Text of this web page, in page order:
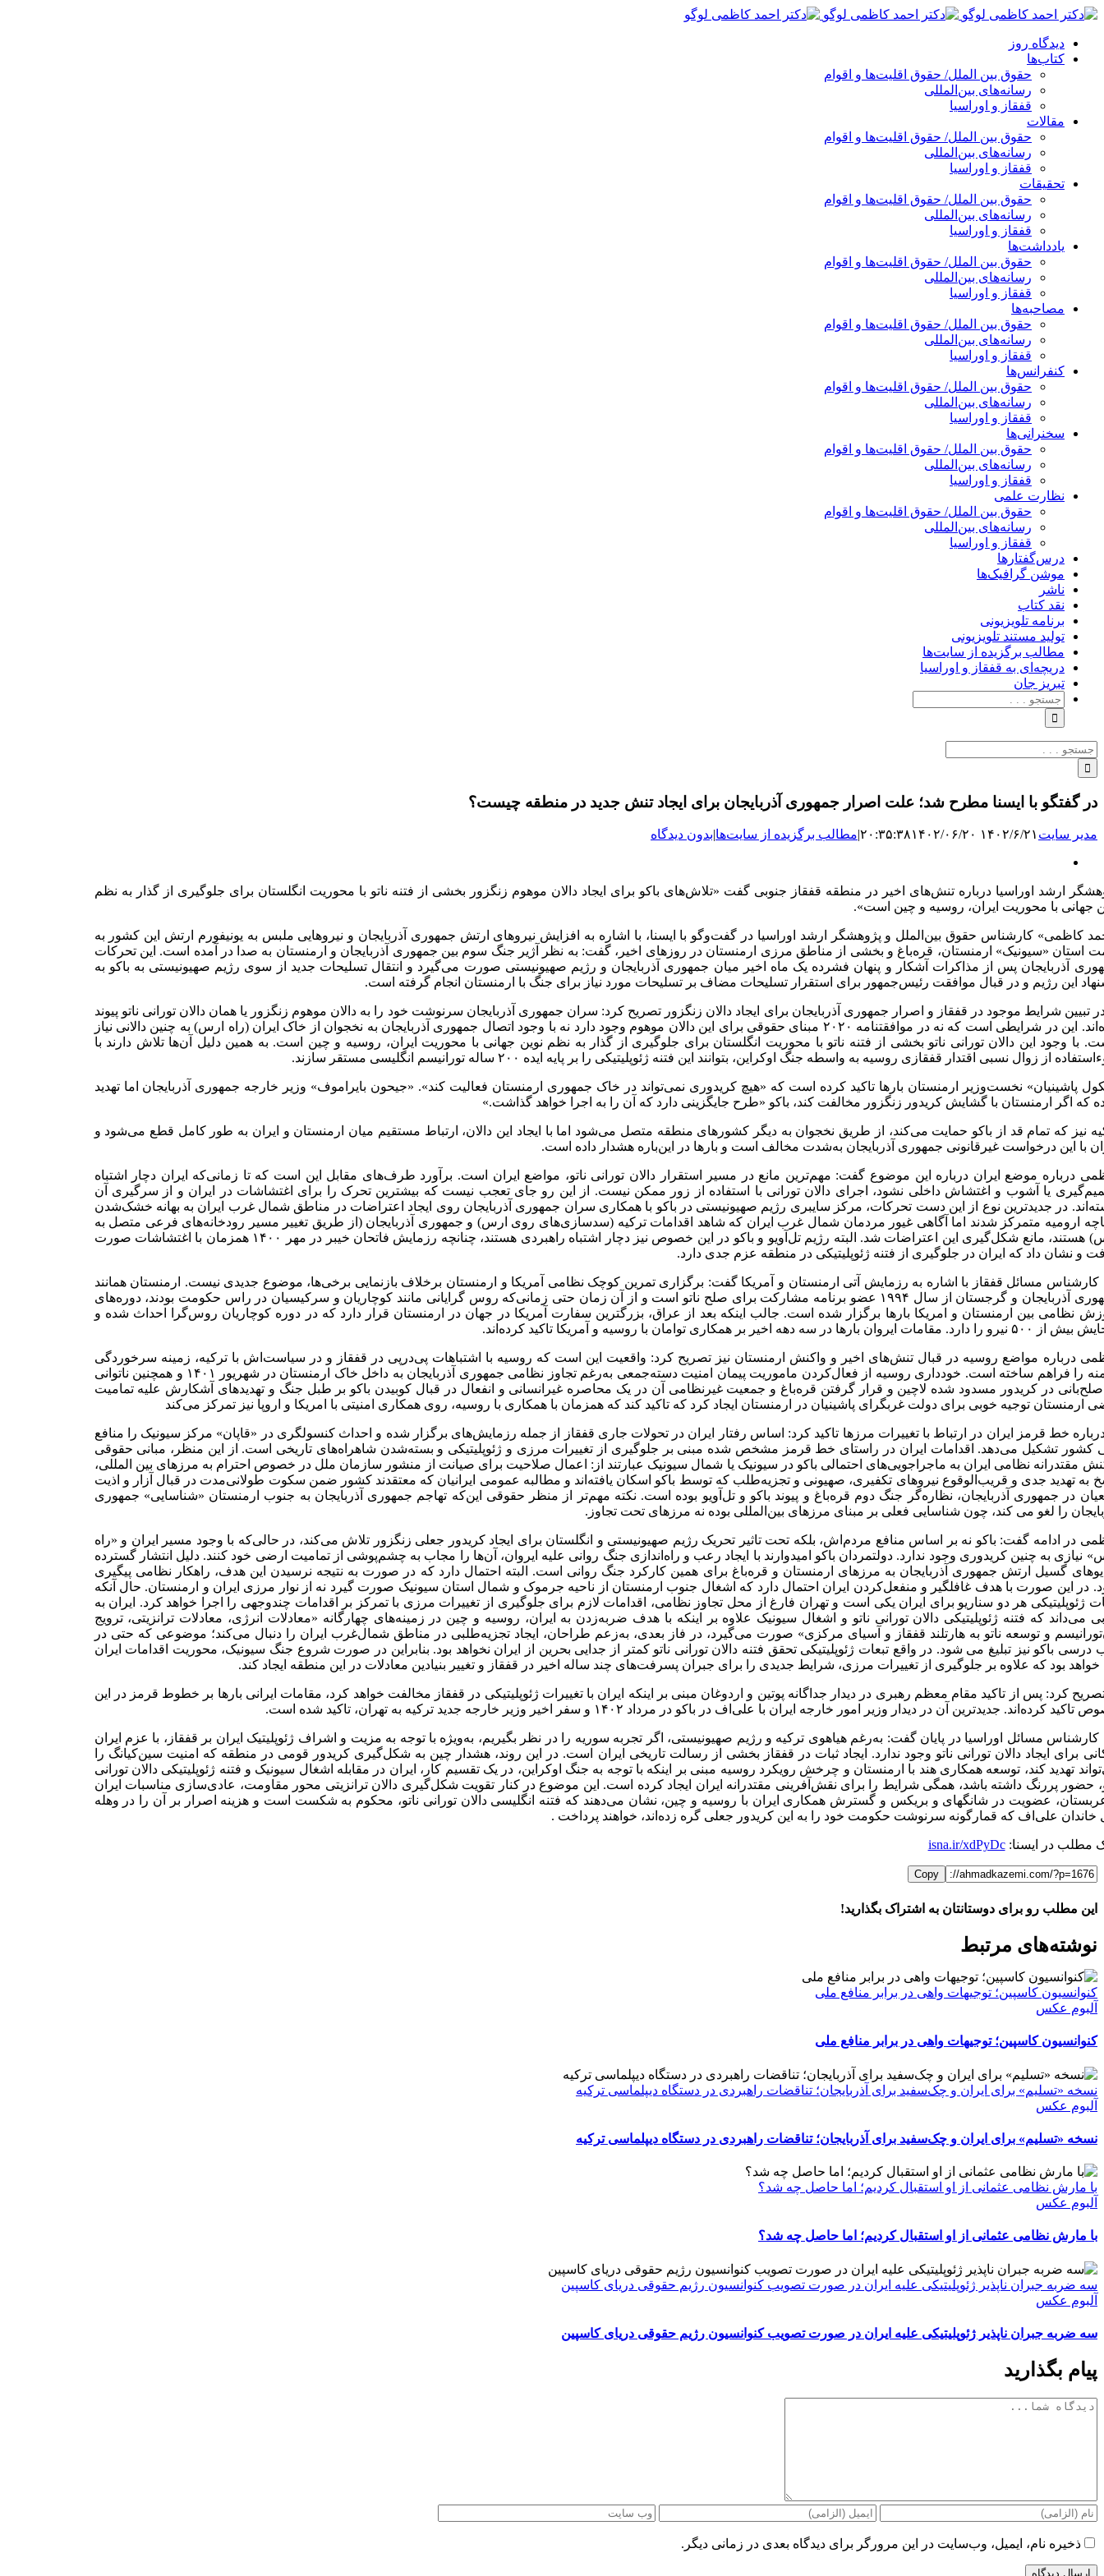
پرش
محتوا
دیدگاه روز
کتاب‌ها
حقوق بین الملل/ حقوق اقلیت‌ها و اقوام
رسانه‌های بین‌المللی
قفقاز و اوراسیا
مقالات
حقوق بین الملل/ حقوق اقلیت‌ها و اقوام
رسانه‌های بین‌المللی
قفقاز و اوراسیا
تحقیقات
حقوق بین الملل/ حقوق اقلیت‌ها و اقوام
رسانه‌های بین‌المللی
قفقاز و اوراسیا
یادداشت‌ها
حقوق بین الملل/ حقوق اقلیت‌ها و اقوام
رسانه‌های بین‌المللی
قفقاز و اوراسیا
مصاحبه‌ها
حقوق بین الملل/ حقوق اقلیت‌ها و اقوام
رسانه‌های بین‌المللی
قفقاز و اوراسیا
کنفرانس‌ها
حقوق بین الملل/ حقوق اقلیت‌ها و اقوام
رسانه‌های بین‌المللی
قفقاز و اوراسیا
سخنرانی‌ها
حقوق بین الملل/ حقوق اقلیت‌ها و اقوام
رسانه‌های بین‌المللی
قفقاز و اوراسیا
نظارت علمی
حقوق بین الملل/ حقوق اقلیت‌ها و اقوام
رسانه‌های بین‌المللی
قفقاز و اوراسیا
درس‌گفتارها
موشن گرافیک‌ها
ناشر
نقد کتاب
برنامه‌ تلویزیونی
تولید مستند تلویزیونی
مطالب برگزیده از سایت‌ها
دریچه‌ای به قفقاز و اوراسیا
تبریزِ جان
جستجو
برای:
جستجو
برای:
در گفتگو با ایسنا مطرح شد؛ علت اصرار جمهوری آذربایجان برای ایجاد تنش جدید در منطقه چیست؟
مدیر سایت ۱۴۰۲/۶/۲۱ ۲۰:۳۵:۳۸ ۱۴۰۲/۰۶/۲۰ |مطالب برگزیده از سایت‌ها|بدون دیدگاه
بزرگ
ارشد اوراسیا درباره تنش‌های اخیر در منطقه قفقاز جنوبی گفت «تلاش‌های باکو برای ایجاد دالان موهوم زنگزور بخشی از فتنه ناتو با محوریت انگلستان برای جلوگیری از گذار به نظم
جهانی با محوریت ایران، روسیه و چین است».
کاظمی» کارشناس حقوق بین‌الملل و پژوهشگر ارشد اوراسیا در گفت‌وگو با ایسنا، با اشاره به افزایش نیروهای ارتش جمهوری آذربایجان و نیروهایی ملبس به یونیفورم ارتش این کشور به
استان «سیونیک» ارمنستان، قره‌باغ و بخشی از مناطق مرزی ارمنستان در روزهای اخیر، گفت: به نظر آژیر جنگ سوم بین جمهوری آذربایجان و ارمنستان به صدا در آمده است. این تحرکات
آذربایجان پس از مذاکرات آشکار و پنهان فشرده یک ماه اخیر میان جمهوری آذربایجان و رژیم صهیونیستی صورت می‌گیرد و انتقال تسلیحات جدید از سوی رژیم صهیونیستی به باکو به
این رژیم و در قبال موافقت رئیس‌جمهور برای استقرار تسلیحات مضاف بر تسلیحات مورد نیاز برای جنگ با ارمنستان انجام گرفته است.
تبیین شرایط موجود در قفقاز و اصرار جمهوری آذربایجان برای ایجاد دالان زنگزور تصریح کرد: سران جمهوری آذربایجان سرنوشت خود را به دالان موهوم زنگزور یا همان دالان تورانی ناتو پیوند
داده‌اند. این در شرایطی است که نه در موافقتنامه ۲۰۲۰ مبنای حقوقی برای این دالان موهوم وجود دارد نه با وجود اتصال جمهوری آذربایجان به نخجوان از خاک ایران (راه ارس) به چنین دالانی نیاز
با وجود این دالان تورانی ناتو بخشی از فتنه ناتو با محوریت انگلستان برای جلوگیری از گذار به نظم نوین جهانی با محوریت ایران، روسیه و چین است. به همین دلیل آن‌ها تلاش دارند با
از زوال نسبی اقتدار قفقازی روسیه به واسطه جنگ اوکراین، بتوانند این فتنه ژئوپلیتیکی را بر پایه ایده ۲۰۰ ساله تورانیسم انگلیسی مستقر سازند.
پاشینیان» نخست‌وزیر ارمنستان بارها تاکید کرده است که «هیچ کریدوری نمی‌تواند در خاک جمهوری ارمنستان فعالیت کند». «جیحون بایراموف» وزیر خارجه جمهوری آذربایجان اما تهدید
که اگر ارمنستان با گشایش کریدور زنگزور مخالفت کند، باکو «طرح جایگزینی دارد که آن را به اجرا خواهد گذاشت.»
نیز که تمام قد از باکو حمایت می‌کند، از طریق نخجوان به دیگر کشورهای منطقه متصل می‌شود اما با ایجاد این دالان، ارتباط مستقیم میان ارمنستان و ایران به طور کامل قطع می‌شود و
با این درخواست غیرقانونی جمهوری آذربایجان به‌شدت مخالف است و بارها در این‌باره هشدار داده است.
درباره موضع ایران درباره این موضوع گفت: مهم‌ترین مانع در مسیر استقرار دالان تورانی ناتو، مواضع ایران است. برآورد طرف‌های مقابل این است که تا زمانی‌که ایران دچار اشتباه
یا آشوب و اغتشاش داخلی نشود، اجرای دالان تورانی با استفاده از زور ممکن نیست. از این‌ رو جای تعجب نیست که بیشترین تحرک را برای اغتشاشات در ایران و از سرگیری آن
در جدیدترین نوع از این دست تحرکات، مرکز سایبری رژیم صهیونیستی در باکو با همکاری سران جمهوری آذربایجان روی ایجاد اعتراضات در مناطق شمال غرب ایران به بهانه خشک‌شدن
ارومیه متمرکز شدند اما آگاهی غیور مردمان شمال غرب ایران که شاهد اقدامات ترکیه (سدسازی‌های روی ارس) و جمهوری آذربایجان (از طریق تغییر مسیر رودخانه‌های فرعی متصل به
ارس) هستند، مانع شکل‌گیری این اعتراضات شد. البته رژیم تل‌آویو و باکو در این خصوص نیز دچار اشتباه راهبردی هستند، چنانچه رزمایش فاتحان خیبر در مهر ۱۴۰۰ همزمان با اغتشاشات صورت
و نشان داد که ایران در جلوگیری از فتنه ژئوپلیتیکی در منطقه عزم جدی دارد.
کارشناس مسائل قفقاز با اشاره به رزمایش آتی ارمنستان و آمریکا گفت: برگزاری تمرین کوچک نظامی آمریکا و ارمنستان برخلاف بازنمایی برخی‌ها، موضوع جدیدی نیست. ارمنستان همانند
جمهوری آذربایجان و گرجستان از سال ۱۹۹۴ عضو برنامه مشارکت برای صلح ناتو است و از آن زمان حتی زمانی‌که روس گرایانی مانند کوچاریان و سرکیسیان در راس حکومت بودند، دوره‌های
نظامی بین ارمنستان و امریکا بارها برگزار شده است. جالب اینکه بعد از عراق، بزرگترین سفارت آمریکا در جهان در ارمنستان قرار دارد که در دوره کوچاریان روس‌گرا احداث شده و
مقامات ایروان بارها در سه دهه اخیر بر همکاری توامان با روسیه و آمریکا تاکید کرده‌اند.
درباره مواضع روسیه در قبال تنش‌های اخیر و واکنش ارمنستان نیز تصریح کرد: واقعیت این است که روسیه با اشتباهات پی‌درپی در قفقاز و در سیاست‌اش با ترکیه، زمینه سرخوردگی
ارامنه را فراهم ساخته است. خودداری روسیه از فعال‌کردن ماموریت پیمان امنیت دسته‌جمعی به‌رغم تجاوز نظامی جمهوری آذربایجان به داخل خاک ارمنستان در شهریور ۱۴۰۱ و همچنین ناتوانی
در کریدور مسدود شده لاچین و قرار گرفتن قره‌باغ و جمعیت غیرنظامی آن در یک محاصره غیرانسانی و انفعال در قبال کوبیدن باکو بر طبل جنگ و تهدیدهای آشکارش علیه تمامیت
ارمنستان توجیه خوبی برای دولت غربگرای پاشینیان در ارمنستان ایجاد کرد که تاکید کند که همزمان با همکاری با روسیه، روی همکاری امنیتی با امریکا و اروپا نیز تمرکز می‌کند
خط قرمز ایران در ارتباط با تغییرات مرزها تاکید کرد: اساس رفتار ایران در تحولات جاری قفقاز از جمله رزمایش‌های برگزار شده و احداث کنسولگری در «قاپان» مرکز سیونیک را منافع
کشور تشکیل می‌دهد. اقدامات ایران در راستای خط قرمز مشخص شده مبنی بر جلوگیری از تغییرات مرزی و ژئوپلیتیکی و بسته‌شدن شاهراه‌های تاریخی است. از این منظر، مبانی حقوقی
مقتدرانه نظامی ایران به ماجراجویی‌های احتمالی باکو در سیونیک یا شمال سیونیک عبارتند از: اعمال صلاحیت برای صیانت از منشور سازمان ملل در خصوص احترام به مرزهای بین المللی،
به تهدید جدی و قریب‌الوقوع نیروهای تکفیری، صهیونی و تجزیه‌طلب که توسط باکو اسکان یافته‌اند و مطالبه عمومی ایرانیان که معتقدند کشور ضمن سکوت طولانی‌مدت در قبال آزار و اذیت
در جمهوری آذربایجان، نظاره‌گر جنگ دوم قره‌باغ و پیوند باکو و تل‌آویو بوده است. نکته مهم‌تر از منظر حقوقی این‌که تهاجم جمهوری آذربایجان به جنوب ارمنستان «شناسایی» جمهوری
را لغو می کند، چون شناسایی فعلی بر مبنای مرزهای بین‌المللی بوده نه مرزهای تحت تجاوز.
در ادامه گفت: باکو نه بر اساس منافع مردم‌اش، بلکه تحت تاثیر تحریک رژیم صهیونیستی و انگلستان برای ایجاد کریدور جعلی زنگزور تلاش می‌کند، در حالی‌که با وجود مسیر ایران و «راه
نیازی به چنین کریدوری وجود ندارد. دولتمردان باکو امیدوارند با ایجاد رعب و راه‌اندازی جنگ روانی علیه ایروان، آن‌ها را مجاب به چشم‌پوشی از تمامیت ارضی خود کنند. دلیل انتشار گسترده
گسیل ارتش جمهوری آذربایجان به مرزهای ارمنستان و قره‌باغ برای همین کارکرد جنگ روانی است. البته احتمال دارد که در صورت به نتیجه نرسیدن این هدف، راهکار نظامی پیگیری
در این صورت با هدف غافلگیر و منفعل‌کردن ایران احتمال دارد که اشغال جنوب ارمنستان از ناحیه جرموک و شمال استان سیونیک صورت گیرد نه از نوار مرزی ایران و ارمنستان. حال آنکه
ژئوپلیتیکی هر دو سناریو برای ایران یکی است و تهران فارغ از محل تجاوز نظامی، اقدامات لازم برای جلوگیری از تغییرات مرزی با تمرکز بر اقدامات چندوجهی را اجرا خواهد کرد. ایران به
می‌داند که فتنه ژئوپلیتیکی دالان تورانی ناتو و اشغال سیونیک علاوه بر اینکه با هدف ضربه‌زدن به ایران، روسیه و چین در زمینه‌های چهارگانه «معادلات انرژی، معادلات ترانزیتی، ترویج
و توسعه ناتو به هارتلند قفقاز و آسیای مرکزی» صورت می‌گیرد، در فاز بعدی، به‌زعم طراحان، ایجاد تجزیه‌طلبی در مناطق شمال‌غرب ایران را دنبال می‌کند؛ موضوعی که حتی در
درسی باکو نیز تبلیغ می شود. در واقع تبعات ژئوپلیتیکی تحقق فتنه دالان تورانی ناتو کمتر از جدایی بحرین از ایران نخواهد بود. بنابراین در صورت شروع جنگ سیونیک، محوریت اقدامات ایران
خواهد بود که علاوه بر جلوگیری از تغییرات مرزی، شرایط جدیدی را برای جبران پسرفت‌های چند ساله اخیر در قفقاز و تغییر بنیادین معادلات در این منطقه ایجاد کند.
کرد: پس از تاکید مقام معظم رهبری در دیدار جداگانه پوتین و اردوغان مبنی بر اینکه ایران با تغییرات ژئوپلیتیکی در قفقاز مخالفت خواهد کرد، مقامات ایرانی بارها بر خطوط قرمز در این
کرده‌اند. جدیدترین آن در دیدار وزیر امور خارجه ایران با علی‌اف در باکو در مرداد ۱۴۰۲ و سفر اخیر وزیر خارجه جدید ترکیه به تهران، تاکید شده است.
کارشناس مسائل اوراسیا در پایان گفت: به‌رغم هیاهوی ترکیه و رژیم صهیونیستی، اگر تجربه سوریه را در نظر بگیریم، به‌ویژه با توجه به مزیت و اشراف ژئوپلیتیک ایران بر قفقاز، با عزم ایران
برای ایجاد دالان تورانی ناتو وجود ندارد. ایجاد ثبات در قفقاز بخشی از رسالت تاریخی ایران است. در این روند، هشدار چین به شکل‌گیری کریدور قومی در منطقه که امنیت سین‌کیانگ را
تهدید کند، توسعه همکاری هند با ارمنستان و چرخش رویکرد روسیه مبنی بر اینکه با توجه به جنگ اوکراین، در یک تقسیم کار، ایران در مقابله اشغال سیونیک و فتنه ژئوپلیتیکی دالان تورانی
حضور پررنگ داشته باشد، همگی شرایط را برای نقش‌آفرینی مقتدرانه ایران ایجاد کرده است. این موضوع در کنار تقویت شکل‌گیری دالان ترانزیتی محور مقاومت، عادی‌سازی مناسبات ایران
عضویت در شانگهای و بریکس و گسترش همکاری ایران با روسیه و چین، نشان می‌دهند که فتنه انگلیسی دالان تورانی ناتو، محکوم به شکست است و هزینه اصرار بر آن را در وهله
خاندان علی‌اف که قمارگونه سرنوشت حکومت خود را به این کریدور جعلی گره زده‌اند، خواهند پرداخت .
مطلب در ایسنا:isna.ir/xdPyDc
Copy
این مطلب رو برای دوستانتان به اشتراک بگذارید!
FacebookX
LinkedIn
WhatsApp
Telegram
ایمیل
نوشته‌‌های مرتبط
کنوانسیون کاسپین؛ توجیهات واهی در برابر منافع ملی
آلبوم عکس
کنوانسیون کاسپین؛ توجیهات واهی در برابر منافع ملی
نسخه «تسلیم» برای ایران و چک‌سفید برای آذربایجان؛ تناقضات راهبردی در دستگاه دیپلماسی ترکیه
آلبوم عکس
نسخه «تسلیم» برای ایران و چک‌سفید برای آذربایجان؛ تناقضات راهبردی در دستگاه دیپلماسی ترکیه
با مارش نظامی عثمانی از او استقبال کردیم؛ اما حاصل چه شد؟
آلبوم عکس
با مارش نظامی عثمانی از او استقبال کردیم؛ اما حاصل چه شد؟
سه ضربه جبران ناپذیر ژئوپلیتیکی علیه ایران در صورت تصویب کنوانسیون رژیم حقوقی دریای کاسپین
آلبوم عکس
سه ضربه جبران ناپذیر ژئوپلیتیکی علیه ایران در صورت تصویب کنوانسیون رژیم حقوقی دریای کاسپین
پیام بگذارید
دیدگاه
ذخیره نام، ایمیل، وب‌سایت در این مرورگر برای دیدگاه بعدی در زمانی دیگر.